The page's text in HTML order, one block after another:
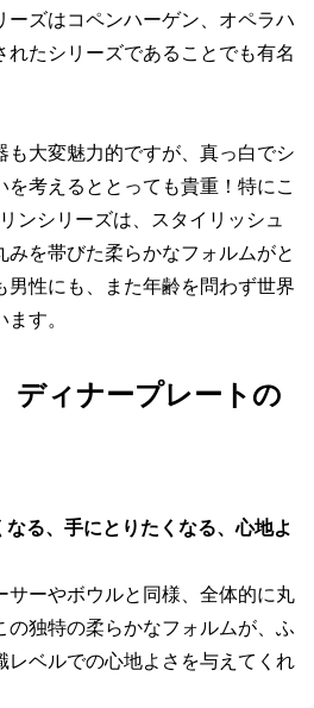
ーズはコペンハーゲン、オペラハ
れたシリーズであることでも有名
も大変魅力的ですが、真っ白でシ
を考えるととっても貴重！特にこ
ンシリーズは、スタイリッシュ
を帯びた柔らかなフォルムがと
男性にも、また年齢を問わず世界
す。
ィナープレートの
る、手にとりたくなる、心地よ
サーやボウルと同様、全体的に丸
の独特の柔らかなフォルムが、ふ
レベルでの心地よさを与えてくれ